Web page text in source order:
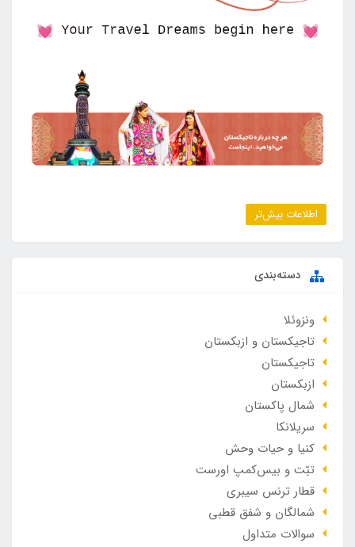
اطلاعات بیش‌تر
دسته‌بندی
ونزوئلا
تاجیکستان و ازبکستان
تاجیکستان
ازبکستان
شمال پاکستان
سریلانکا
کنیا و حیات وحش
تبّت و بیس‌کمپ اورست
قطار ترنس سیبری
شمالگان و شفق قطبی
سوالات متداول